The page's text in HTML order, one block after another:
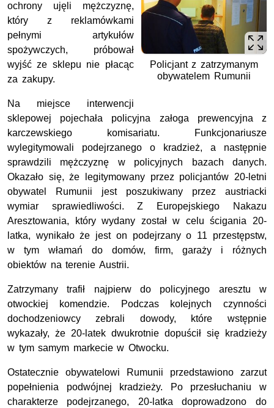
Policjant z zatrzymanym
obywatelem Rumunii
ochrony ujęli mężczyznę,
który z reklamówkami
pełnymi artykułów
spożywczych, próbował
wyjść ze sklepu nie płacąc
za zakupy.
Na miejsce interwencji
sklepowej pojechała policyjna załoga prewencyjna z
karczewskiego komisariatu. Funkcjonariusze
wylegitymowali podejrzanego o kradzież, a następnie
sprawdzili mężczyznę w policyjnych bazach danych.
Okazało się, że legitymowany przez policjantów 20-letni
obywatel Rumunii jest poszukiwany przez austriacki
wymiar sprawiedliwości. Z Europejskiego Nakazu
Aresztowania, który wydany został w celu ścigania 20-
latka, wynikało że jest on podejrzany o 11 przestępstw,
w tym włamań do domów, firm, garaży i różnych
obiektów na terenie Austrii.
Zatrzymany trafił najpierw do policyjnego aresztu w
otwockiej komendzie. Podczas kolejnych czynności
dochodzeniowcy zebrali dowody, które wstępnie
wykazały, że 20-latek dwukrotnie dopuścił się kradzieży
w tym samym markecie w Otwocku.
Ostatecznie obywatelowi Rumunii przedstawiono zarzut
popełnienia podwójnej kradzieży. Po przesłuchaniu w
charakterze podejrzanego, 20-latka doprowadzono do